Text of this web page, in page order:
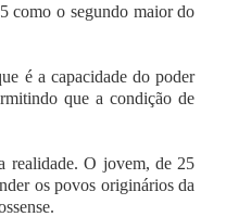
como o segundo maior do
é a capacidade do poder
que a condição de
realidade. O jovem, de 25
os povos originários da